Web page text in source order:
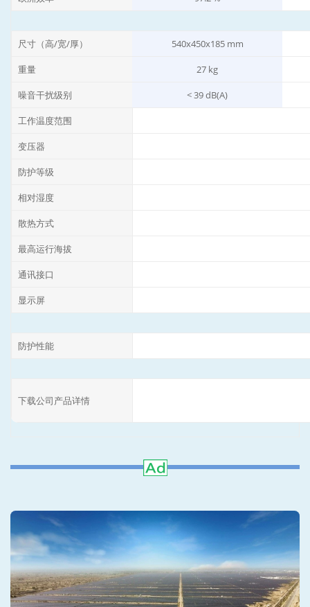
尺寸（高/宽/厚） 540x450x185 mm
重量 27 kg
噪音干扰级别 < 39 dB(A)
工作温度范围
变压器
防护等级
相对湿度
散热方式
最高运行海拔
通讯接口
显示屏
防护性能
下载公司产品详情